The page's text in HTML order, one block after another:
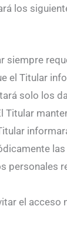
los
siempre
el Titular
solo los
Titular
personales
el